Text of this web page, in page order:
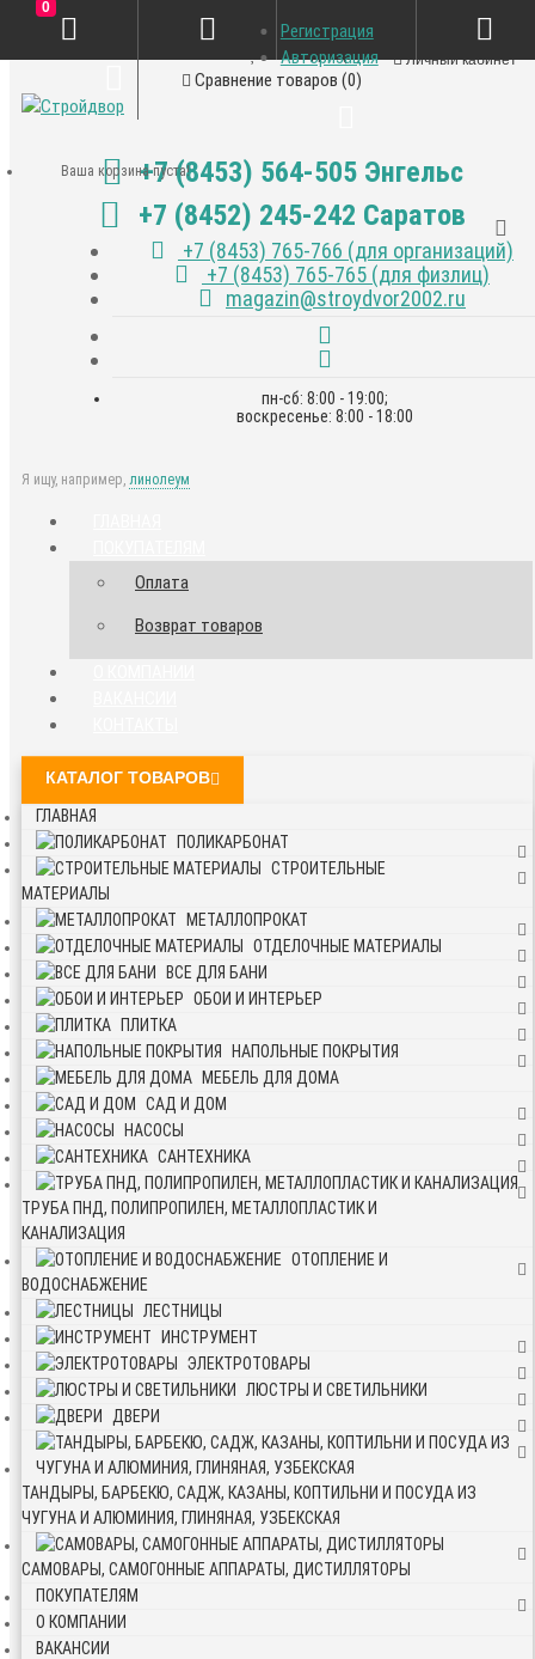
Личный кабинет
Закладки (0)
Сравнение товаров (0)
+7 (8453) 564-505 Энгельс
+7 (8452) 245-242 Саратов
+7 (8453) 765-766 (для организаций)
+7 (8453) 765-765 (для физлиц)
magazin@stroydvor2002.ru
пн-сб: 8:00 - 19:00;
воскресенье: 8:00 - 18:00
Я ищу, например, линолеум
Регистрация
Авторизация
0
Ваша корзина пуста!
Оплата
Возврат товаров
КАТАЛОГ ТОВАРОВ
ГЛАВНАЯ
ПОЛИКАРБОНАТ
СТРОИТЕЛЬНЫЕ
МАТЕРИАЛЫ
МЕТАЛЛОПРОКАТ
ОТДЕЛОЧНЫЕ МАТЕРИАЛЫ
ВСЕ ДЛЯ БАНИ
ОБОИ И ИНТЕРЬЕР
ПЛИТКА
НАПОЛЬНЫЕ ПОКРЫТИЯ
МЕБЕЛЬ ДЛЯ ДОМА
САД И ДОМ
НАСОСЫ
САНТЕХНИКА
ТРУБА ПНД, ПОЛИПРОПИЛЕН, МЕТАЛЛОПЛАСТИК И
КАНАЛИЗАЦИЯ
ОТОПЛЕНИЕ И
ВОДОСНАБЖЕНИЕ
ЛЕСТНИЦЫ
ИНСТРУМЕНТ
ЭЛЕКТРОТОВАРЫ
ЛЮСТРЫ И СВЕТИЛЬНИКИ
ДВЕРИ
ТАНДЫРЫ, БАРБЕКЮ, САДЖ, КАЗАНЫ, КОПТИЛЬНИ И ПОСУДА ИЗ
ЧУГУНА И АЛЮМИНИЯ, ГЛИНЯНАЯ, УЗБЕКСКАЯ
САМОВАРЫ, САМОГОННЫЕ АППАРАТЫ, ДИСТИЛЛЯТОРЫ
ПОКУПАТЕЛЯМ
О КОМПАНИИ
ВАКАНСИИ